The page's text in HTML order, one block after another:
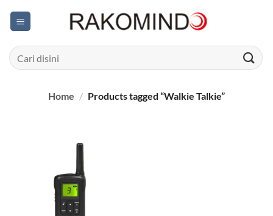
Search
for:
Home / Products tagged “Walkie Talkie”